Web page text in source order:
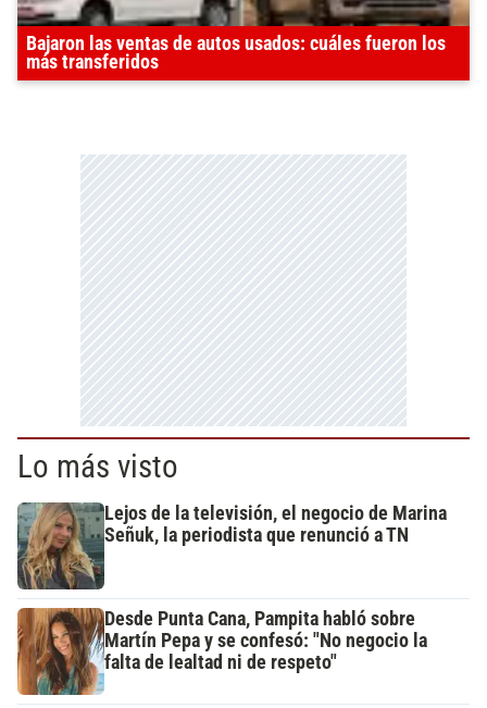
Bajaron las ventas de autos usados: cuáles fueron los
más transferidos
Lo más visto
Lejos de la televisión, el negocio de Marina
Señuk, la periodista que renunció a TN
Desde Punta Cana, Pampita habló sobre
Martín Pepa y se confesó: "No negocio la
falta de lealtad ni de respeto"